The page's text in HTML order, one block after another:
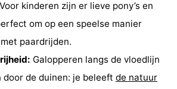
Voor kinderen zijn er lieve pony’s en
om op een speelse manier
paardrijden.
Galopperen langs de vloedlijn
de duinen: je beleeft de natuur